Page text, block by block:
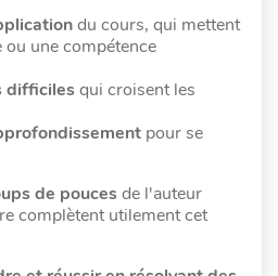
du cours, qui mettent
une compétence
difficiles qui croisent les
pour se
de pouces de l'auteur
complètent utilement cet